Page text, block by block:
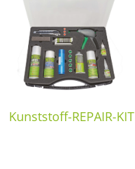
Kunststoff-REPAIR-KIT